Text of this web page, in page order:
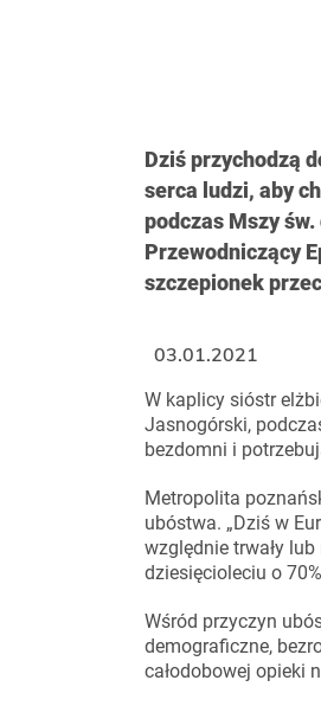
Dziś przychodzą
serca ludzi, aby
podczas Mszy
Przewodniczący
szczepionek
W kaplicy sióstr
Jasnogórski,
bezdomni i
Metropolita
ubóstwa. „Dziś w
względnie trwały
dziesięcioleciu o
Wśród przyczyn
demograficzne,
całodobowej opieki
03.01.2021